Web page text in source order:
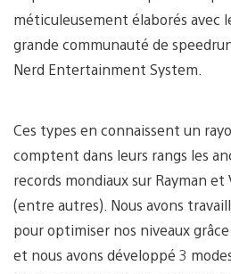
méticuleusement élaborés avec
grande communauté de
Nerd Entertainment System.
Ces types en connaissent un
comptent dans leurs rangs les
records mondiaux sur Rayman
(entre autres). Nous avons
pour optimiser nos niveaux
et nous avons développé 3